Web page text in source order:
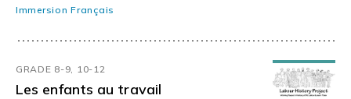
Immersion Français
GRADE 8-9, 10-12
Les enfants au travail